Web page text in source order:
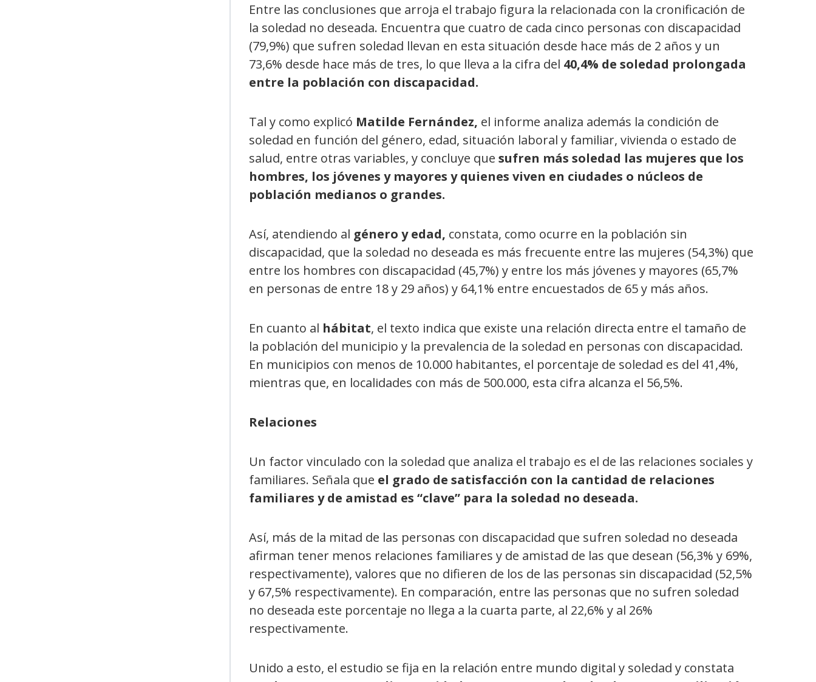
Entre las conclusiones que arroja el trabajo figura la relacionada con la cronificación de
la soledad no deseada. Encuentra que cuatro de cada cinco personas con discapacidad
(79,9%) que sufren soledad llevan en esta situación desde hace más de 2 años y un
73,6% desde hace más de tres, lo que lleva a la cifra del 40,4% de soledad prolongada
entre la población con discapacidad.
Tal y como explicó Matilde Fernández, el informe analiza además la condición de
soledad en función del género, edad, situación laboral y familiar, vivienda o estado de
salud, entre otras variables, y concluye que sufren más soledad las mujeres que los
hombres, los jóvenes y mayores y quienes viven en ciudades o núcleos de
población medianos o grandes.
Así, atendiendo al género y edad, constata, como ocurre en la población sin
discapacidad, que la soledad no deseada es más frecuente entre las mujeres (54,3%) que
entre los hombres con discapacidad (45,7%) y entre los más jóvenes y mayores (65,7%
en personas de entre 18 y 29 años) y 64,1% entre encuestados de 65 y más años.
En cuanto al hábitat, el texto indica que existe una relación directa entre el tamaño de
la población del municipio y la prevalencia de la soledad en personas con discapacidad.
En municipios con menos de 10.000 habitantes, el porcentaje de soledad es del 41,4%,
mientras que, en localidades con más de 500.000, esta cifra alcanza el 56,5%.
Relaciones
Un factor vinculado con la soledad que analiza el trabajo es el de las relaciones sociales y
familiares. Señala que el grado de satisfacción con la cantidad de relaciones
familiares y de amistad es “clave” para la soledad no deseada.
Así, más de la mitad de las personas con discapacidad que sufren soledad no deseada
afirman tener menos relaciones familiares y de amistad de las que desean (56,3% y 69%,
respectivamente), valores que no difieren de los de las personas sin discapacidad (52,5%
y 67,5% respectivamente). En comparación, entre las personas que no sufren soledad
no deseada este porcentaje no llega a la cuarta parte, al 22,6% y al 26%
respectivamente.
Unido a esto, el estudio se fija en la relación entre mundo digital y soledad y constata